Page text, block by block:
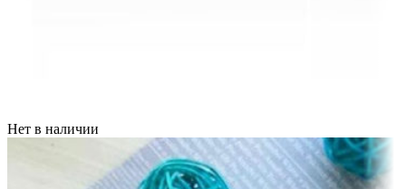
Нет в наличии